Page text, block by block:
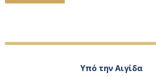
Υπό την Αιγίδα